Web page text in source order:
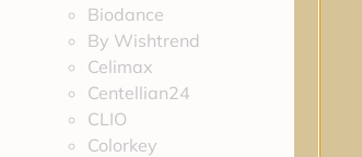
Biodance
By Wishtrend
Celimax
Centellian24
CLIO
Colorkey